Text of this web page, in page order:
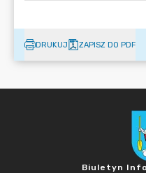
DRUKUJ ZAPISZ DO PDF
Biuletyn